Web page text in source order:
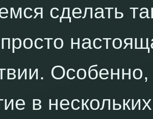
сделать
в